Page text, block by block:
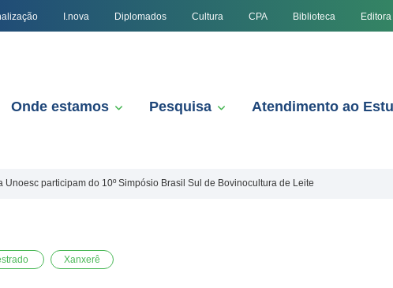
I.nova Diplomados Cultura CPA Biblioteca Editora
Onde estamos Pesquisa Atendimento ao
Unoesc participam do 10º Simpósio Brasil Sul de Bovinocultura de Leite
Xanxerê